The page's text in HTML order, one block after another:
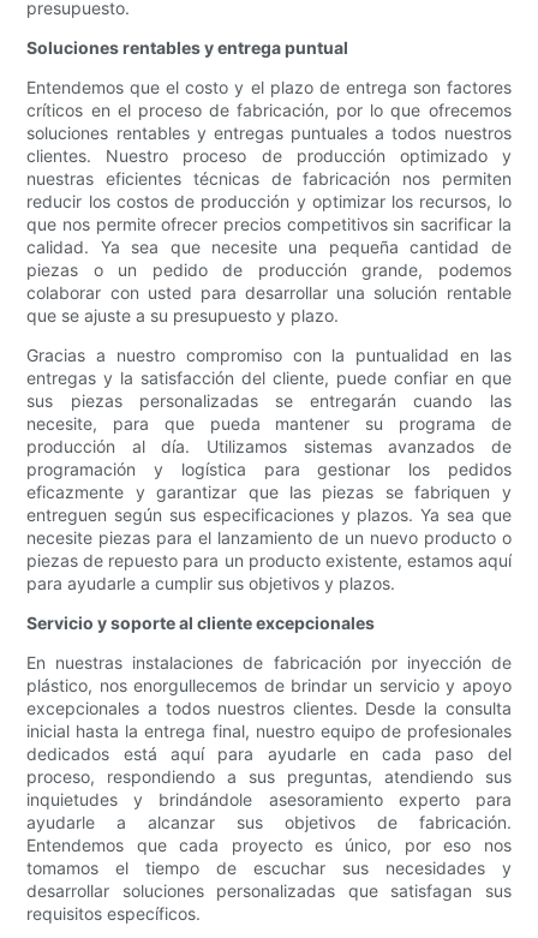
presupuesto.
Soluciones rentables y entrega puntual
Entendemos que el costo y el plazo de entrega son factores
críticos en el proceso de fabricación, por lo que ofrecemos
soluciones rentables y entregas puntuales a todos nuestros
clientes. Nuestro proceso de producción optimizado y
nuestras eficientes técnicas de fabricación nos permiten
reducir los costos de producción y optimizar los recursos, lo
que nos permite ofrecer precios competitivos sin sacrificar la
calidad. Ya sea que necesite una pequeña cantidad de
piezas o un pedido de producción grande, podemos
colaborar con usted para desarrollar una solución rentable
que se ajuste a su presupuesto y plazo.
Gracias a nuestro compromiso con la puntualidad en las
entregas y la satisfacción del cliente, puede confiar en que
sus piezas personalizadas se entregarán cuando las
necesite, para que pueda mantener su programa de
producción al día. Utilizamos sistemas avanzados de
programación y logística para gestionar los pedidos
eficazmente y garantizar que las piezas se fabriquen y
entreguen según sus especificaciones y plazos. Ya sea que
necesite piezas para el lanzamiento de un nuevo producto o
piezas de repuesto para un producto existente, estamos aquí
para ayudarle a cumplir sus objetivos y plazos.
Servicio y soporte al cliente excepcionales
En nuestras instalaciones de fabricación por inyección de
plástico, nos enorgullecemos de brindar un servicio y apoyo
excepcionales a todos nuestros clientes. Desde la consulta
inicial hasta la entrega final, nuestro equipo de profesionales
dedicados está aquí para ayudarle en cada paso del
proceso, respondiendo a sus preguntas, atendiendo sus
inquietudes y brindándole asesoramiento experto para
ayudarle a alcanzar sus objetivos de fabricación.
Entendemos que cada proyecto es único, por eso nos
tomamos el tiempo de escuchar sus necesidades y
desarrollar soluciones personalizadas que satisfagan sus
requisitos específicos.